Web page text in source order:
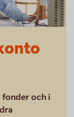
fonder och i